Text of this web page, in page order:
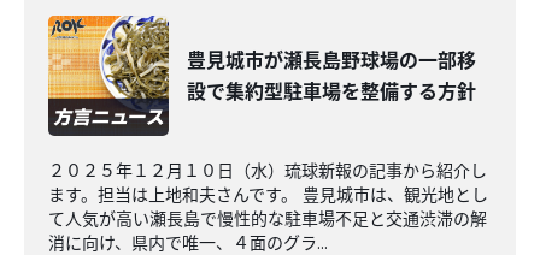
豊見城市が瀬長島野球場の一部移
設で集約型駐車場を整備する方針
２０２５年１２月１０日（水）琉球新報の記事から紹介し
ます。担当は上地和夫さんです。 豊見城市は、観光地とし
て人気が高い瀬長島で慢性的な駐車場不足と交通渋滞の解
消に向け、県内で唯一、４面のグラ...